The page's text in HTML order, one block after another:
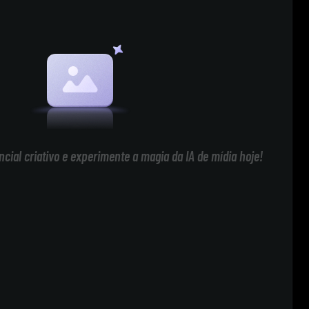
criativo e experimente a magia da IA de mídia hoje!